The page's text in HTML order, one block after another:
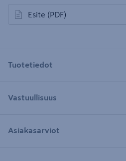
Esite (PDF)
avautuu uuteen välilehteen
Tuotetiedot
Vastuullisuus
Asiakasarviot